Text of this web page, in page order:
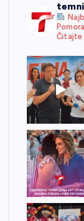
Čitajte